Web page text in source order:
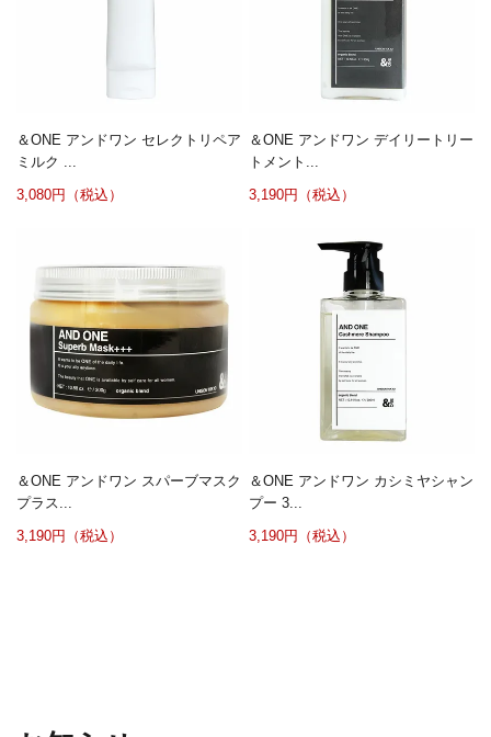
＆ONE アンドワン セレクトリペア
ミルク ...
3,080円（税込）
＆ONE アンドワン デイリートリー
トメント...
3,190円（税込）
＆ONE アンドワン スパーブマスク
プラス...
3,190円（税込）
＆ONE アンドワン カシミヤシャン
プー 3...
3,190円（税込）